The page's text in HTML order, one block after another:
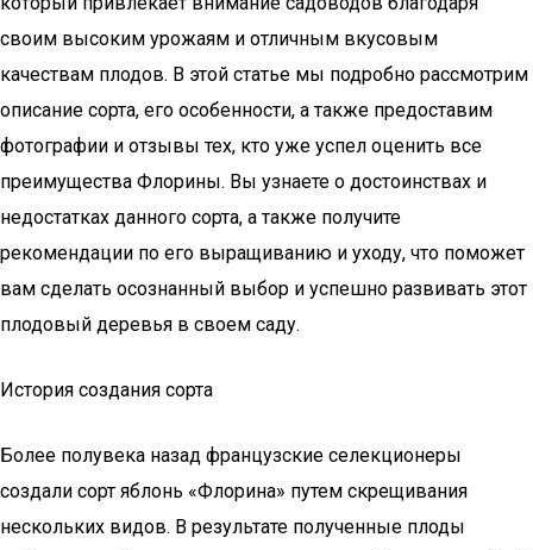
своим высоким урожаям и отличным вкусовым
качествам плодов. В этой статье мы подробно рассмотрим
описание сорта, его особенности, а также предоставим
фотографии и отзывы тех, кто уже успел оценить все
преимущества Флорины. Вы узнаете о достоинствах и
недостатках данного сорта, а также получите
рекомендации по его выращиванию и уходу, что поможет
вам сделать осознанный выбор и успешно развивать этот
плодовый деревья в своем саду.
История создания сорта
Более полувека назад французские селекционеры
создали сорт яблонь «Флорина» путем скрещивания
нескольких видов. В результате полученные плоды